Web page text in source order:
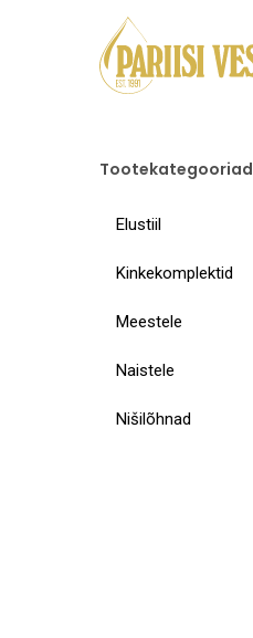
Tootekategooriad
Elustiil
Kinkekomplektid
Meestele
Naistele
Nišilõhnad